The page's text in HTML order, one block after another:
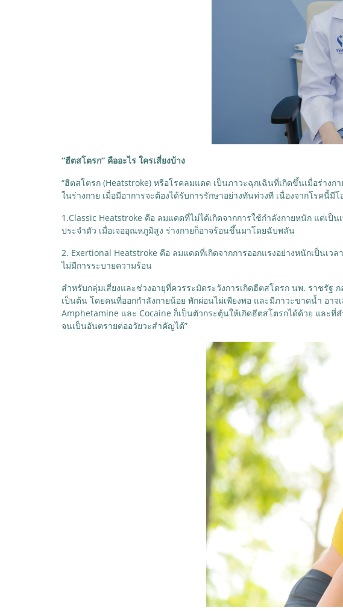
“ฮีตสโตรก” คืออะไร ใครเสี่ยงบ้าง
“ฮีตสโตรก (Heatstroke) หรือโรคลมแดด เป็นภาวะฉุกเฉินที่เกิดขึ้นเมื่อร่าง
ในร่างกาย เมื่อมีอาการจะต้องได้รับการรักษาอย่างทันท่วงที เนื่องจากโรคนี้
1.Classic Heatstroke คือ ลมแดดที่ไม่ได้เกิดจากการใช้กำลังกายหนัก แต่เ
ประจำตัว เมื่อเจออุณหภูมิสูง ร่างกายก็อาจร้อนขึ้นมาโดยฉับพลัน
2. Exertional Heatstroke คือ ลมแดดที่เกิดจากการออกแรงอย่างหนักเป็นเ
ไม่มีการระบายความร้อน
สำหรับกลุ่มเสี่ยงและช่วงอายุที่ควรระมัดระวังการเกิดฮีตสโตรก นพ. ราชรัฐ
เป็นต้น โดยคนที่ออกกำลังกายน้อย พักผ่อนไม่เพียงพอ และมีภาวะขาดน้ำ อา
Amphetamine และ Cocaine ก็เป็นตัวกระตุ้นให้เกิดฮีตสโตรกได้ด้วย และ
จนเป็นอันตรายต่ออวัยวะสำคัญได้”